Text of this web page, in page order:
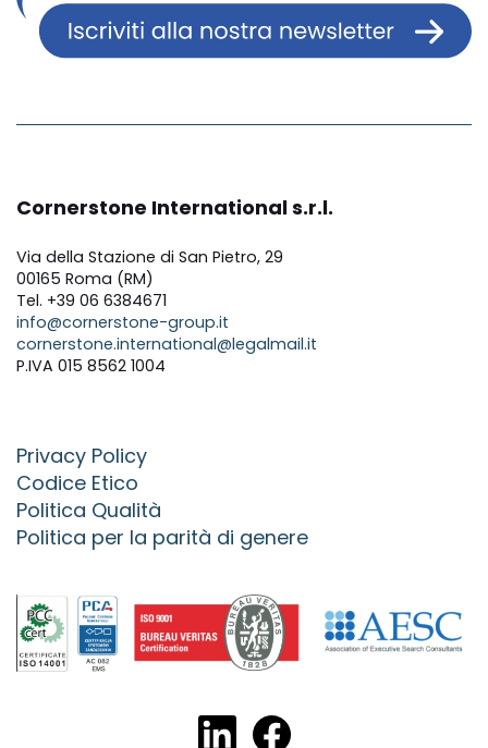
Cornerstone International s.r.l.
Via della Stazione di San Pietro, 29
00165 Roma (RM)
Tel. +39 06 6384671
info@cornerstone-group.it
cornerstone.international@legalmail.it
P.IVA 015 8562 1004
Privacy Policy
Codice Etico
Politica Qualità
Politica per la parità di genere